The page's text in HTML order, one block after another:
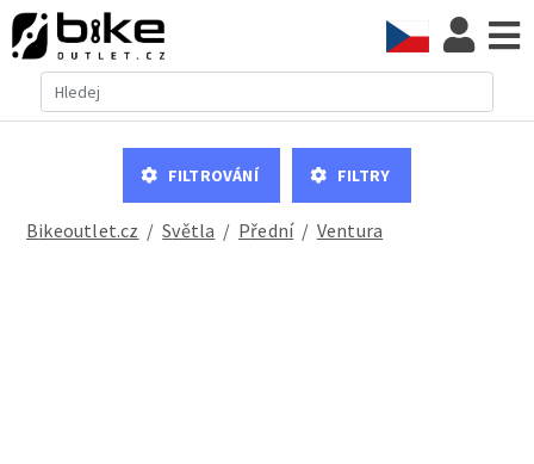
Filtrování Filtry
Bikeoutlet.cz / světla / přední / Ventura